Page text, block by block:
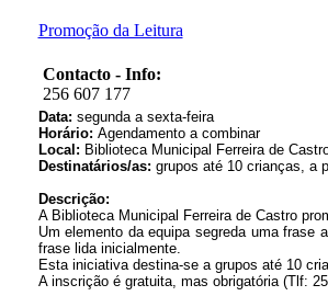
Promoção da Leitura
Contacto - Info:
256 607 177
Data: segunda a sexta-feira
Horário: Agendamento a combinar
Local: Biblioteca Municipal Ferreira de
Destinatários/as: grupos até 10 crianças, a
Descrição:
A Biblioteca Municipal Ferreira de Castro
Um elemento da equipa segreda uma
frase lida inicialmente.
Esta iniciativa destina-se a grupos até 10
A inscrição é gratuita, mas obrigatória (Tlf: